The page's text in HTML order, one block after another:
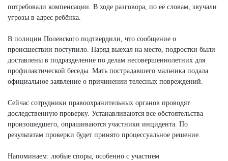
потребовали компенсации. В ходе разговора, по её словам, звучали
угрозы в адрес ребёнка.
В полиции Полевского подтвердили, что сообщение о
происшествии поступило. Наряд выехал на место, подростки были
доставлены в подразделение по делам несовершеннолетних для
профилактической беседы. Мать пострадавшего мальчика подала
официальное заявление о причинении телесных повреждений.
Сейчас сотрудники правоохранительных органов проводят
доследственную проверку. Устанавливаются все обстоятельства
произошедшего, опрашиваются участники инцидента. По
результатам проверки будет принято процессуальное решение.
Напоминаем: любые споры, особенно с участием